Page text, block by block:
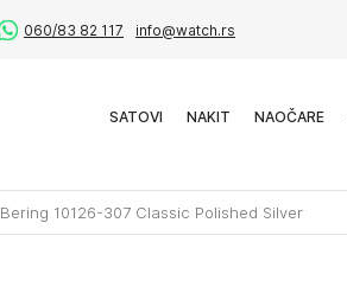
060/83 82 117 info@watch.rs
SATOVI NAKIT NAOČARE
Bering 10126-307 Classic Polished Silver